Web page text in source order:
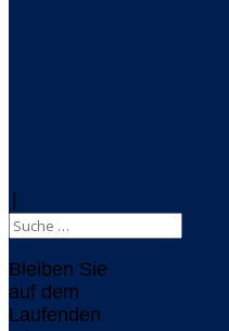
|
Bleiben Sie
auf dem
Laufenden